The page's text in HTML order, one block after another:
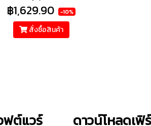
฿1,629.90 -10%
สั่งซื้อสินค้า
ฟต์แวร์ ดาวน์โหลดเฟิ